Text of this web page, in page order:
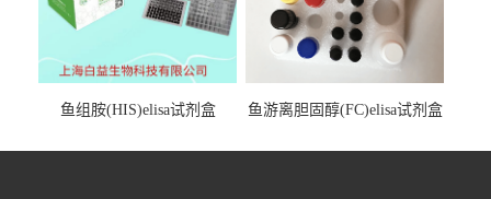
鱼组胺(HIS)elisa试剂盒 鱼游离胆固醇(FC)elisa试剂盒